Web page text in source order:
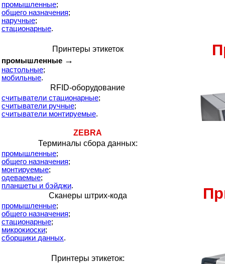
промышленные;
общего назначения;
наручные;
стационарные.
Принтеры этикеток
промышленные →
настольные;
мобильные.
RFID-оборудование
считыватели стационарные;
считыватели ручные;
считыватели монтируемые.
ZEBRA
Терминалы сбора данных:
промышленные;
общего назначения;
монтируемые;
одеваемые;
планшеты и бэйджи.
Сканеры штрих-кода
промышленные;
общего назначения;
стационарные;
микрокиоски;
сборщики данных.
Принтеры этикеток: